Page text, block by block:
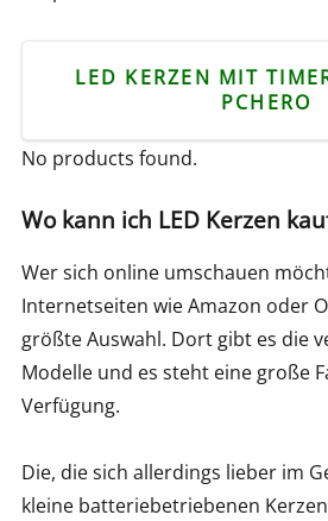
LED KERZEN MIT
PCHERO
No products found.
Wo kann ich LED Kerzen
Wer sich online umschauen
Internetseiten wie Amazon oder
größte Auswahl. Dort gibt es die
Modelle und es steht eine große
Verfügung.
Die, die sich allerdings lieber im
kleine batteriebetriebenen